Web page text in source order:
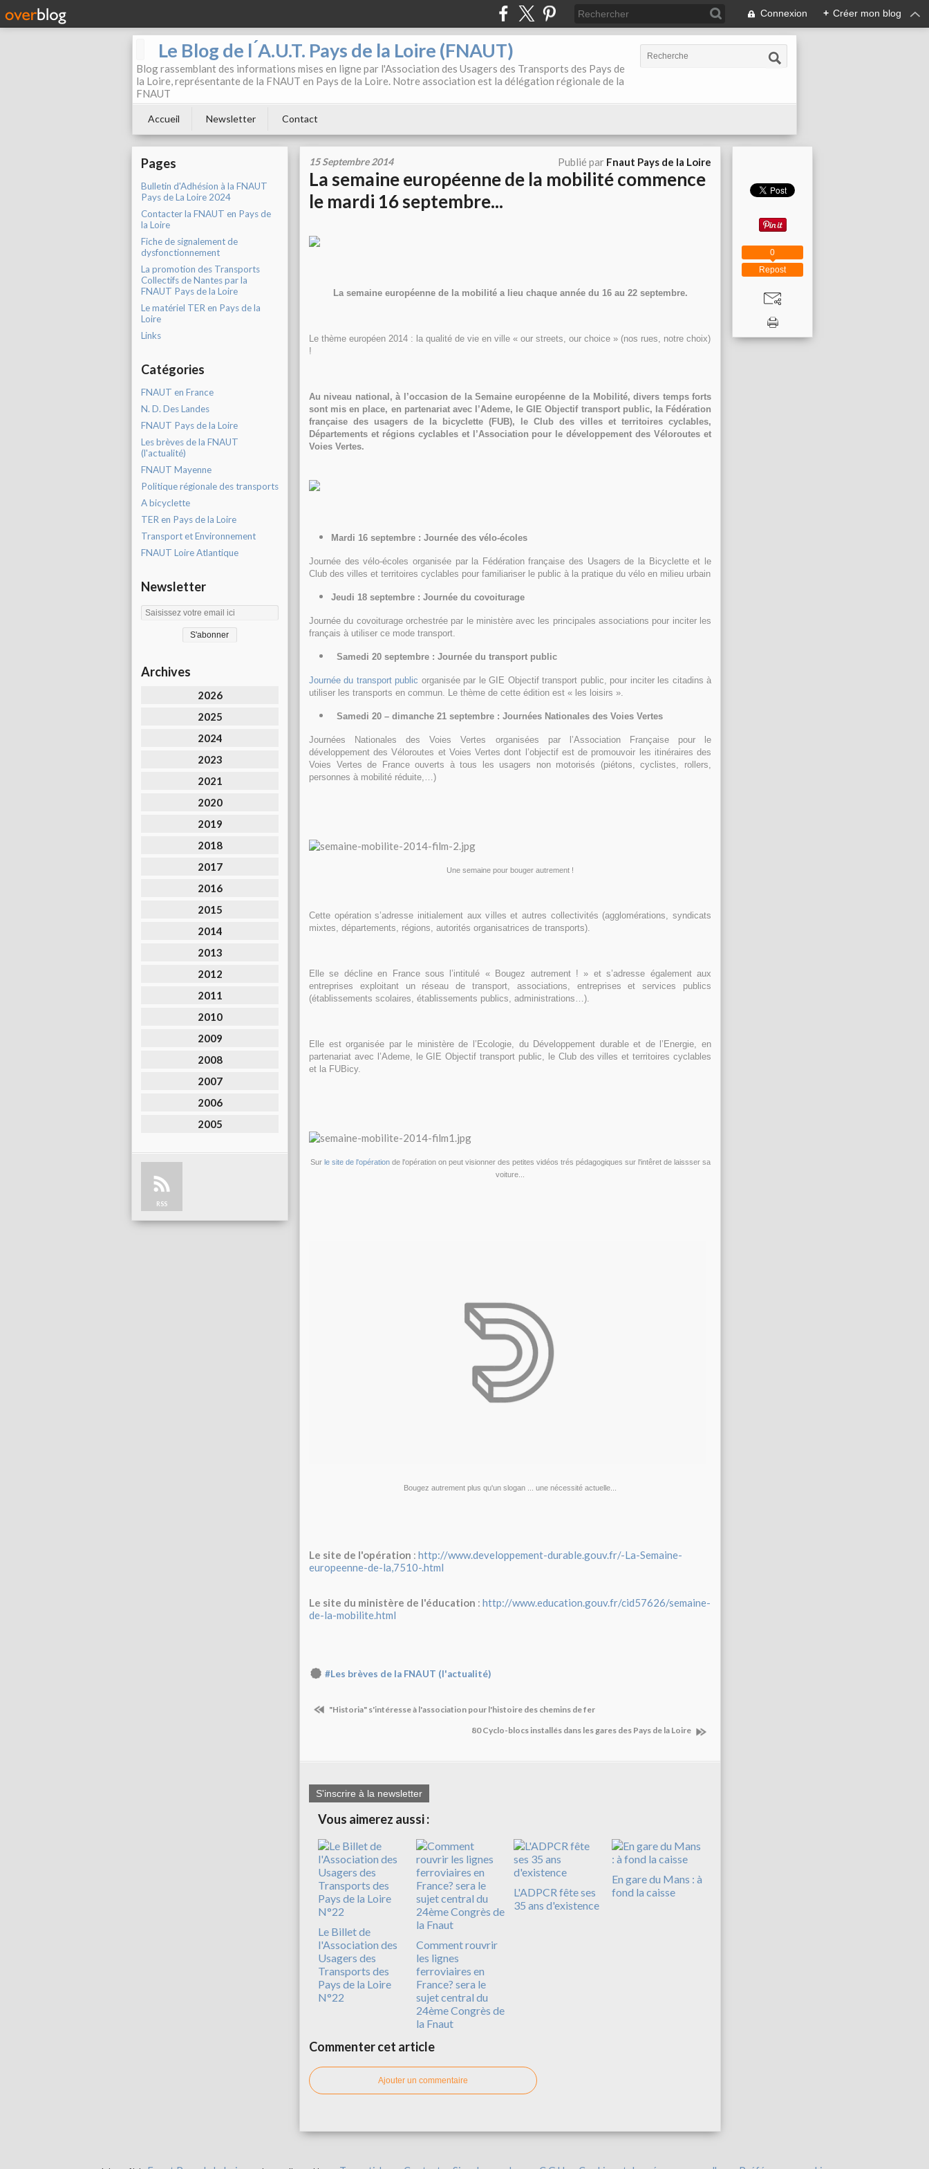
Connexion + Créer mon blog
Le Blog de l ́A.U.T. Pays de la Loire (FNAUT)
Blog rassemblant des informations mises en ligne par l'Association des Usagers des Transports des Pays de
la Loire, représentante de la FNAUT en Pays de la Loire. Notre association est la délégation régionale de la
FNAUT
Accueil Newsletter Contact
Pages
Bulletin d'Adhésion à la FNAUT
Pays de La Loire 2024
Contacter la FNAUT en Pays de
la Loire
Fiche de signalement de
dysfonctionnement
La promotion des Transports
Collectifs de Nantes par la
FNAUT Pays de la Loire
Le matériel TER en Pays de la
Loire
Links
Catégories
FNAUT en France
N. D. Des Landes
FNAUT Pays de la Loire
Les brèves de la FNAUT
(l'actualité)
FNAUT Mayenne
Politique régionale des transports
A bicyclette
TER en Pays de la Loire
Transport et Environnement
FNAUT Loire Atlantique
Newsletter
Archives
2026
2025
2024
2023
2021
2020
2019
2018
2017
2016
2015
2014
2013
2012
2011
2010
2009
2008
2007
2006
2005
RSS
15 Septembre 2014 Publié par Fnaut Pays de la Loire
La semaine européenne de la mobilité commence
le mardi 16 septembre...
La semaine européenne de la mobilité a lieu chaque année du 16 au 22 septembre.
Le thème européen 2014 : la qualité de vie en ville « our streets, our choice » (nos rues, notre choix)
!
Au niveau national, à l’occasion de la Semaine européenne de la Mobilité, divers temps forts
sont mis en place, en partenariat avec l’Ademe, le GIE Objectif transport public, la Fédération
française des usagers de la bicyclette (FUB), le Club des villes et territoires cyclables,
Départements et régions cyclables et l’Association pour le développement des Véloroutes et
Voies Vertes.
Mardi 16 septembre : Journée des vélo-écoles
Journée des vélo-écoles organisée par la Fédération française des Usagers de la Bicyclette et le
Club des villes et territoires cyclables pour familiariser le public à la pratique du vélo en milieu urbain
Jeudi 18 septembre : Journée du covoiturage
Journée du covoiturage orchestrée par le ministère avec les principales associations pour inciter les
français à utiliser ce mode transport.
Samedi 20 septembre : Journée du transport public
Journée du transport public organisée par le GIE Objectif transport public, pour inciter les citadins à
utiliser les transports en commun. Le thème de cette édition est « les loisirs ».
Samedi 20 – dimanche 21 septembre : Journées Nationales des Voies Vertes
Journées Nationales des Voies Vertes organisées par l’Association Française pour le
développement des Véloroutes et Voies Vertes dont l’objectif est de promouvoir les itinéraires des
Voies Vertes de France ouverts à tous les usagers non motorisés (piétons, cyclistes, rollers,
personnes à mobilité réduite,…)
Une semaine pour bouger autrement !
Cette opération s’adresse initialement aux villes et autres collectivités (agglomérations, syndicats
mixtes, départements, régions, autorités organisatrices de transports).
Elle se décline en France sous l’intitulé « Bougez autrement ! » et s’adresse également aux
entreprises exploitant un réseau de transport, associations, entreprises et services publics
(établissements scolaires, établissements publics, administrations…).
Elle est organisée par le ministère de l’Ecologie, du Développement durable et de l’Energie, en
partenariat avec l’Ademe, le GIE Objectif transport public, le Club des villes et territoires cyclables
et la FUBicy.
Sur le site de l'opérationde l'opération on peut visionner des petites vidéos trés pédagogiques sur l'intêret de laissser sa
voiture...
Bougez autrement plus qu'un slogan ... une nécessité actuelle...
Le site de l'opération : http://www.developpement-durable.gouv.fr/-La-Semaine-
europeenne-de-la,7510-.html
Le site du ministère de l'éducation : http://www.education.gouv.fr/cid57626/semaine-
de-la-mobilite.html
#Les brèves de la FNAUT (l'actualité)
"Historia" s'intéresse à l'association pour l'histoire des chemins de fer
80 Cyclo-blocs installés dans les gares des Pays de la Loire
S'inscrire à la newsletter
Vous aimerez aussi :
Le Billet de
l'Association des
Usagers des
Transports des
Pays de la Loire
N°22
Comment rouvrir
les lignes
ferroviaires en
France? sera le
sujet central du
24ème Congrès de
la Fnaut
L'ADPCR fête ses
35 ans d'existence
En gare du Mans : à
fond la caisse
Commenter cet article
Ajouter un commentaire
Repost
0